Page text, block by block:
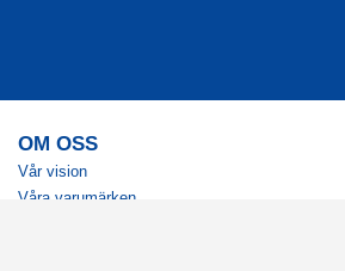
OM OSS
Vår vision
Våra varumärken